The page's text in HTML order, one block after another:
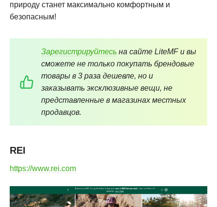
природу станет максимально комфортным и
безопасным!
Зарегистрируйтесь на сайте LiteMF и вы
сможете не только покупать брендовые
товары в 3 раза дешевле, но и
заказывать эксклюзивные вещи, не
представленные в магазинах местных
продавцов.
REI
https://www.rei.com